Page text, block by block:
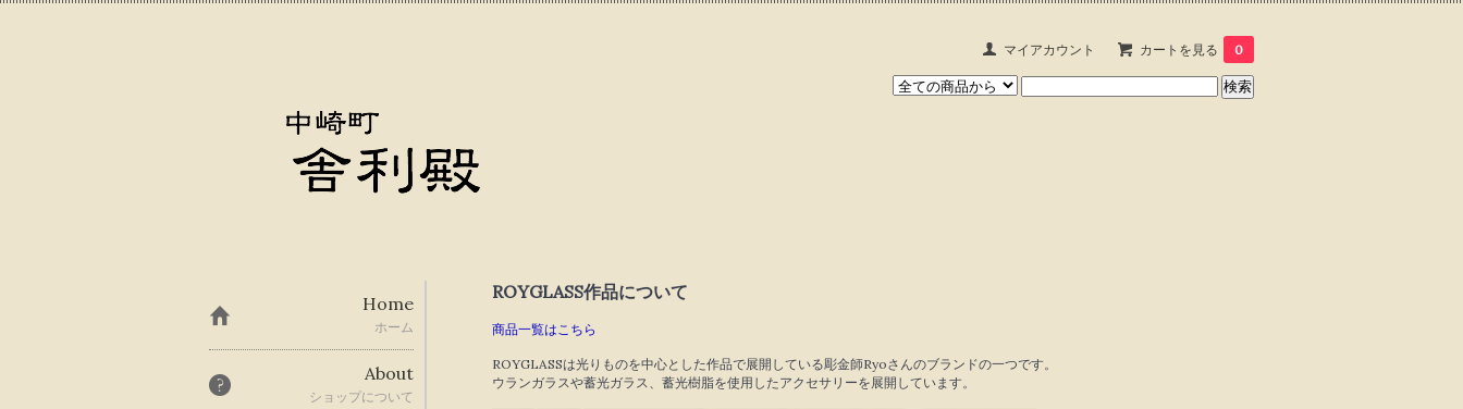
マイアカウント カートを見る 0
ROYGLASS作品について
商品一覧はこちら
ROYGLASSは光りものを中心とした作品で展開している彫金師Ryoさんのブランドの一つです。
ウランガラスや蓄光ガラス、蓄光樹脂を使用したアクセサリーを展開しています。
Home
ホーム
About
ショップについて